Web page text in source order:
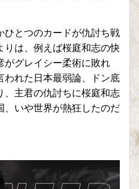
とつのカードが仇討ち戦
りは、例えば桜庭和志の快
がグレイシー柔術に敗れ
れた日本最弱論、ドン底
主君の仇討ちに桜庭和志
、いや世界が熱狂したのだ